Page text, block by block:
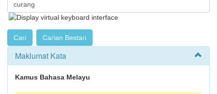
Maklumat Kata
Kamus Bahasa Melayu